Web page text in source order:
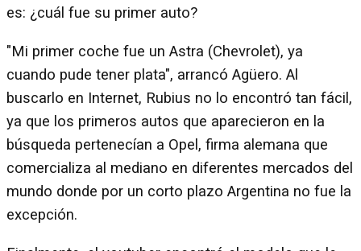
es: ¿cuál fue su primer auto?
"Mi primer coche fue un Astra (Chevrolet), ya
cuando pude tener plata", arrancó Agüero. Al
buscarlo en Internet, Rubius no lo encontró tan fácil,
ya que los primeros autos que aparecieron en la
búsqueda pertenecían a Opel, firma alemana que
comercializa al mediano en diferentes mercados del
mundo donde por un corto plazo Argentina no fue la
excepción.